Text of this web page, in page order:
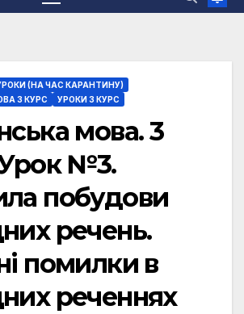
(НА ЧАС КАРАНТИНУ)
3 КУРС
УРОКИ 3 КУРС
мова. 3
№3.
побудови
речень.
помилки в
реченнях